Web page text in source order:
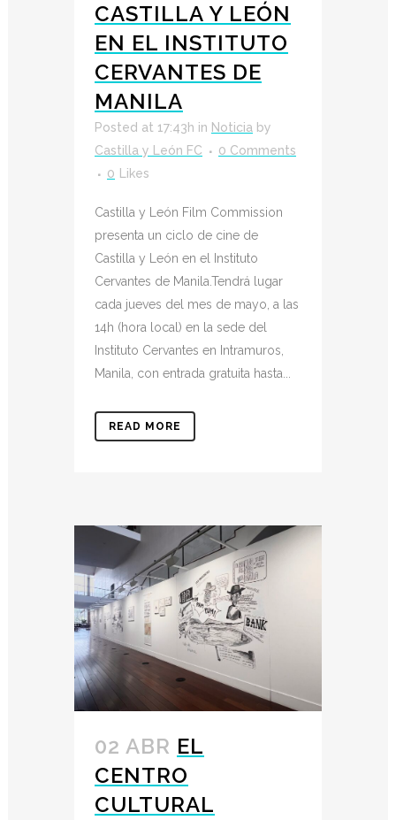
CASTILLA Y LEÓN
EN EL INSTITUTO
CERVANTES DE
MANILA
Posted at 17:43h in Noticia by
Castilla y León FC
0 Comments
0 Likes
Castilla y León Film Commission
presenta un ciclo de cine de
Castilla y León en el Instituto
Cervantes de Manila.Tendrá lugar
cada jueves del mes de mayo, a las
14h (hora local) en la sede del
Instituto Cervantes en Intramuros,
Manila, con entrada gratuita hasta...
READ MORE
02 ABR EL
CENTRO
CULTURAL